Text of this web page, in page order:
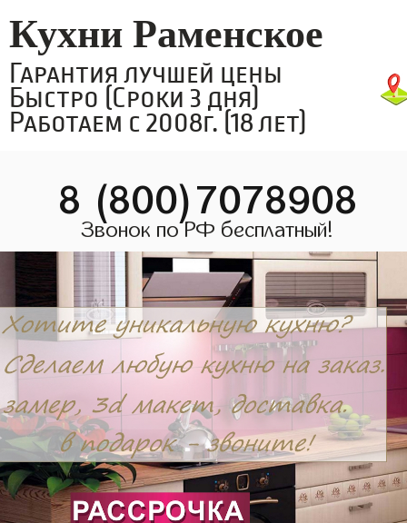
Кухни Раменское
Гарантия лучшей цены
Быстро (Сроки 3 дня)
Работаем с 2008г. (18 лет)
8 (800)7078908
Звонок по РФ бесплатный!